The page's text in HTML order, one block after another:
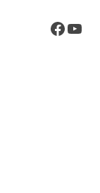
يوتيوبفيسبوك